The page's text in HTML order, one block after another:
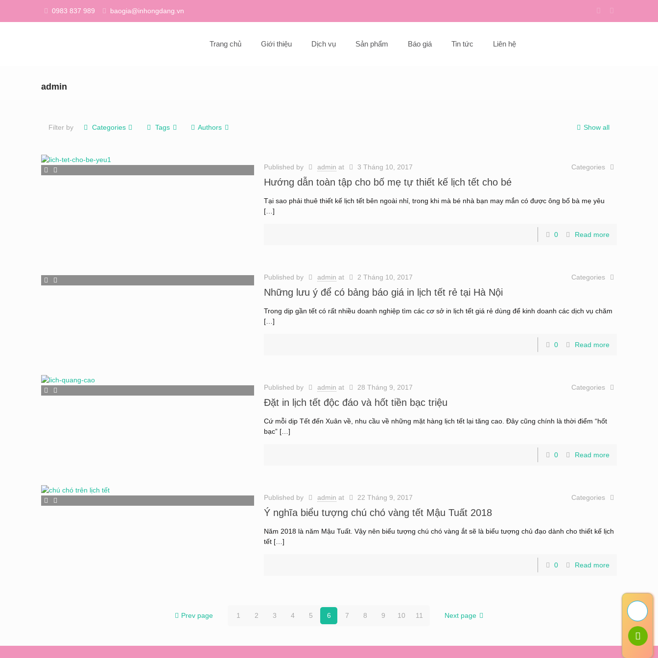
0983 837 989 baogia@inhongdang.vn
Trang chủ Giới thiệu Dịch vụ Sản phẩm Báo giá Tin tức Liên hệ
admin
Filter by Categories Tags Authors Show all
Published by admin at 3 Tháng 10, 2017 Categories
Hướng dẫn toàn tập cho bố mẹ tự thiết kế lịch tết cho bé
Tại sao phải thuê thiết kế lịch tết bên ngoài nhỉ, trong khi mà bé nhà bạn may mắn có được ông bố bà mẹ yêu
[…]
0 Read more
Published by admin at 2 Tháng 10, 2017 Categories
Những lưu ý để có bảng báo giá in lịch tết rẻ tại Hà Nội
Trong dịp gần tết có rất nhiều doanh nghiệp tìm các cơ sở in lịch tết giá rẻ dùng để kinh doanh các dịch vụ chăm
[…]
0 Read more
Published by admin at 28 Tháng 9, 2017 Categories
Đặt in lịch tết độc đáo và hốt tiền bạc triệu
Cứ mỗi dịp Tết đến Xuân về, nhu cầu về những mặt hàng lịch tết lại tăng cao. Đây cũng chính là thời điểm “hốt
bạc” […]
0 Read more
Published by admin at 22 Tháng 9, 2017 Categories
Ý nghĩa biểu tượng chú chó vàng tết Mậu Tuất 2018
Năm 2018 là năm Mậu Tuất. Vậy nên biểu tượng chú chó vàng ắt sẽ là biểu tượng chủ đạo dành cho thiết kế lịch
tết […]
0 Read more
Prev page 1 2 3 4 5 6 7 8 9 10 11 Next page